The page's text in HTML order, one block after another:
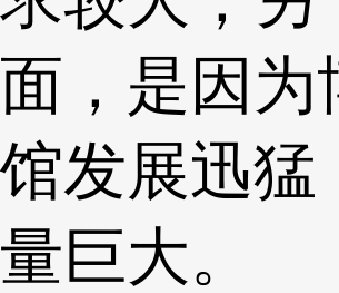
面，是因为
馆发展迅猛
量巨大。